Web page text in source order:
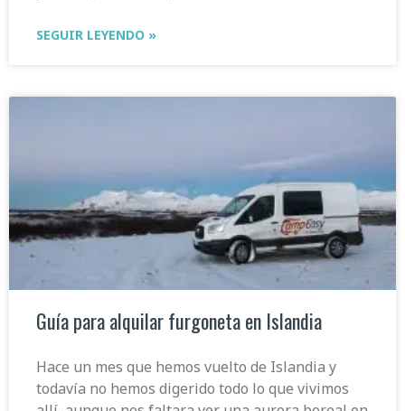
SEGUIR LEYENDO »
Guía para alquilar furgoneta en Islandia
Hace un mes que hemos vuelto de Islandia y
todavía no hemos digerido todo lo que vivimos